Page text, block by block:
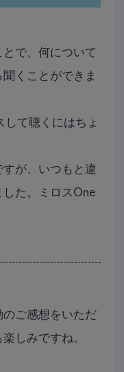
で、何について
くことができま
て聴くにはちょ
が、いつもと違
た。ミロスOne
ご感想をいただ
しみですね。